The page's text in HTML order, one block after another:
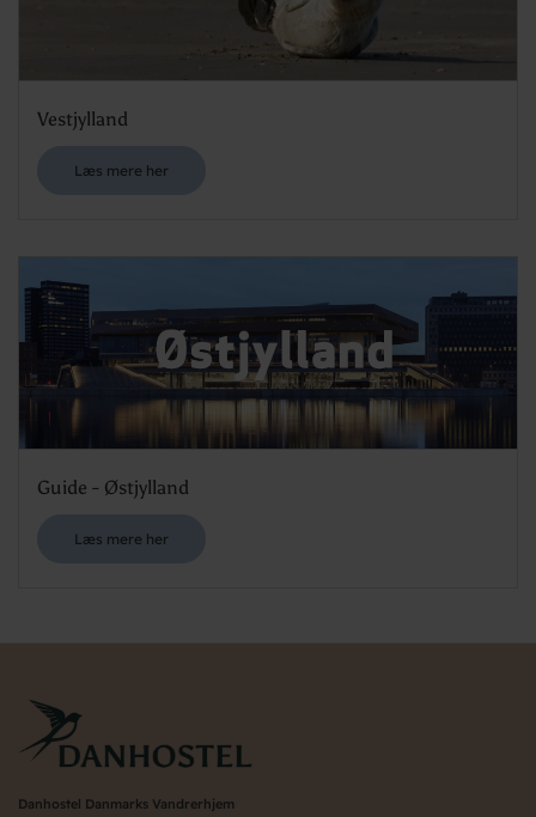
Vestjylland
Læs mere her
Guide - Østjylland
Læs mere her
Danhostel Danmarks Vandrerhjem